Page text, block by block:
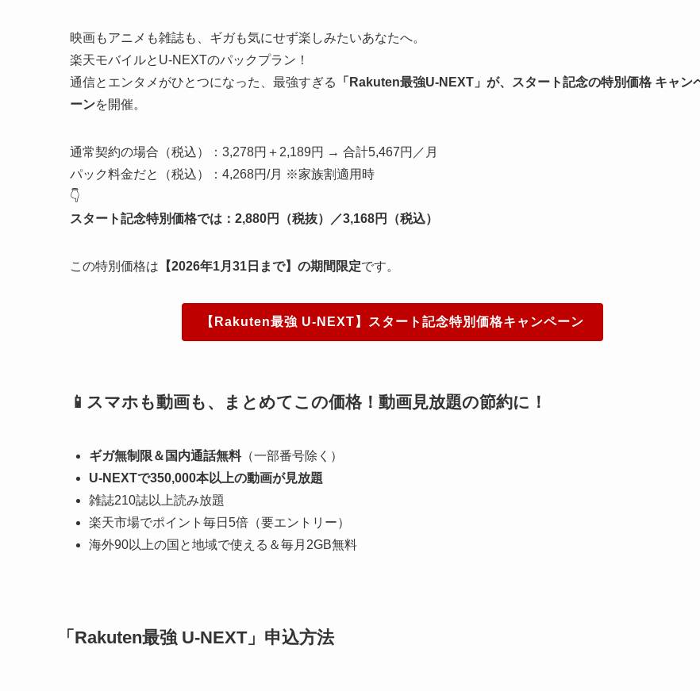
映画もアニメも雑誌も、ギガも気にせず楽しみたいあなたへ。
通信とエンタメがひとつになった、最強すぎる「Rakuten最強U-NEXT」が、スタート記念の特別価格 キャンペ
通常契約の場合（税込）：3,278円＋2,189円 → 合計5,467円／月
スタート記念特別価格では：2,880円（税抜）／3,168円（税込）
この特別価格は【2026年1月31日まで】の期間限定
ギガ無制限＆国内通話無料（一部番号除く）